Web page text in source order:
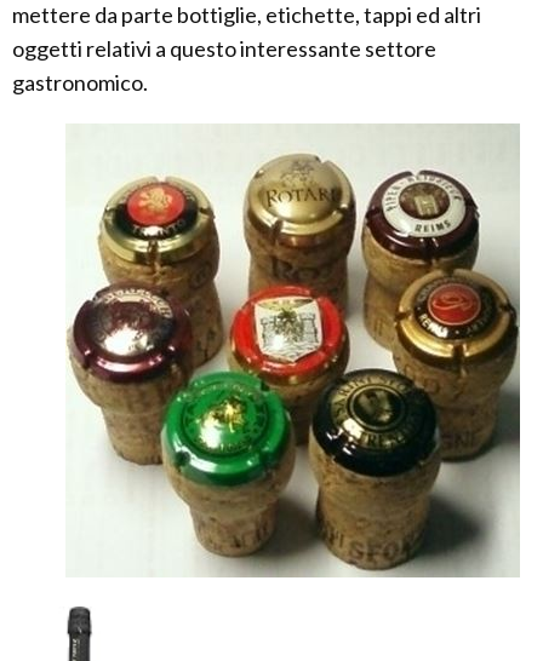
mettere da parte bottiglie, etichette, tappi ed altri
oggetti relativi a questo interessante settore
gastronomico.